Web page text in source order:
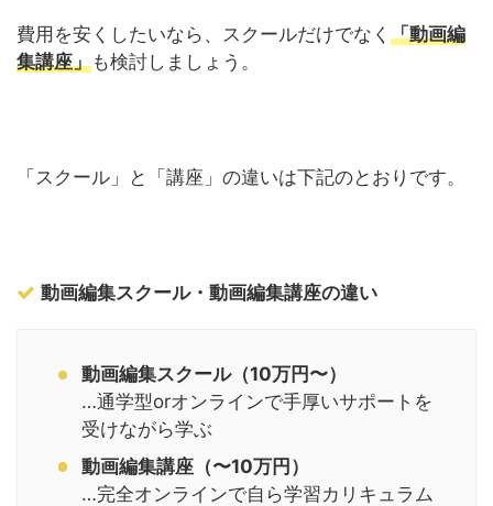
費用を安くしたいなら、スクールだけでなく 「動画編
集講座」も検討しましょう。
「スクール」と「講座」の違いは下記のとおりです。
動画編集スクール・動画編集講座の違い
動画編集スクール（10万円〜）
…通学型orオンラインで手厚いサポートを
受けながら学ぶ
動画編集講座（〜10万円）
…完全オンラインで自ら学習カリキュラム